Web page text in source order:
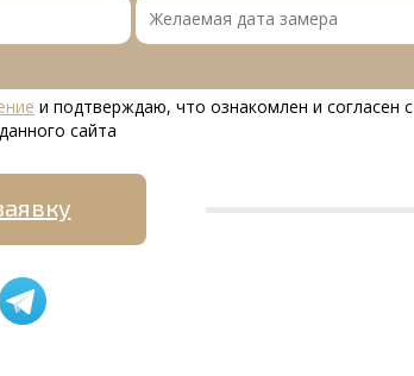
и подтверждаю, что ознакомлен и согласен с
данного сайта